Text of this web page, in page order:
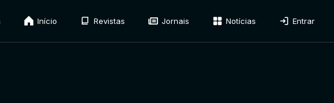
Início Revistas Jornais Notícias Entrar